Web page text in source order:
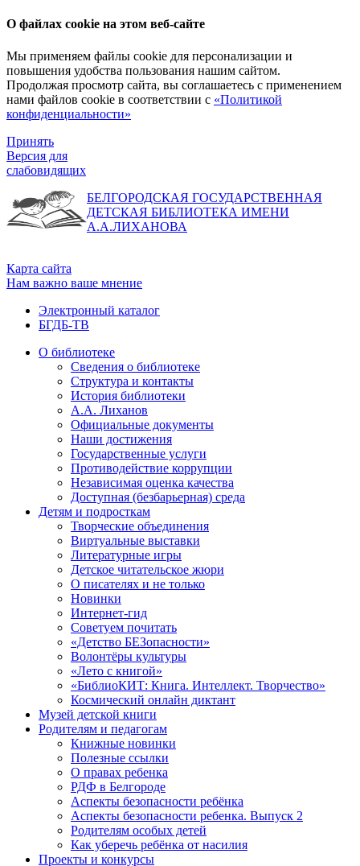
О файлах cookie на этом веб-сайте
Мы применяем файлы cookie для персонализации и
повышения удобства пользования нашим сайтом.
Продолжая просмотр сайта, вы соглашаетесь с применением
нами файлов cookie в соответствии с «Политикой
конфиденциальности»
Принять
Версия для
слабовидящих
БЕЛГОРОДСКАЯ ГОСУДАРСТВЕННАЯ
ДЕТСКАЯ БИБЛИОТЕКА ИМЕНИ
А.А.ЛИХАНОВА
Карта сайта
Нам важно ваше мнение
Электронный каталог
БГДБ-ТВ
О библиотеке
Сведения о библиотеке
Структура и контакты
История библиотеки
А.А. Лиханов
Официальные документы
Наши достижения
Государственные услуги
Противодействие коррупции
Независимая оценка качества
Доступная (безбарьерная) среда
Детям и подросткам
Творческие объединения
Виртуальные выставки
Литературные игры
Детское читательское жюри
О писателях и не только
Новинки
Интернет-гид
Советуем почитать
«Детство БЕЗопасности»
Волонтёры культуры
«Лето с книгой»
«БиблиоКИТ: Книга. Интеллект. Творчество»
Космический онлайн диктант
Музей детской книги
Родителям и педагогам
Книжные новинки
Полезные ссылки
О правах ребенка
РДФ в Белгороде
Аспекты безопасности ребёнка
Аспекты безопасности ребенка. Выпуск 2
Родителям особых детей
Как уберечь ребёнка от насилия
Проекты и конкурсы